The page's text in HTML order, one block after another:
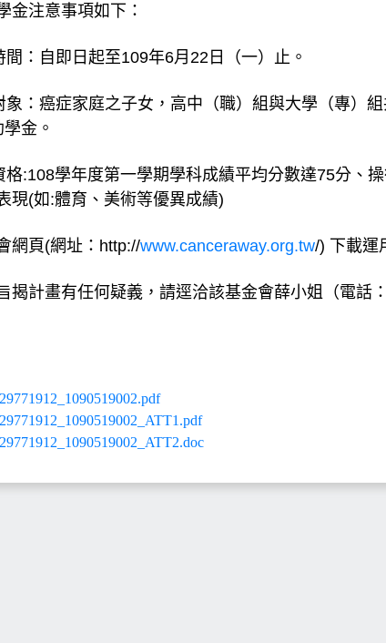
金注意事項如下：
間：自即日起至109年6月22日（一）止。
象：癌症家庭之子女，高中（職）組與大學（專）
金。
格:108學年度第一學期學科成績平均分數達75分、
現(如:體育、美術等優異成績)
網頁(網址：http://www.canceraway.org.tw/) 下載運
揭計畫有任何疑義，請逕洽該基金會薛小姐（電話